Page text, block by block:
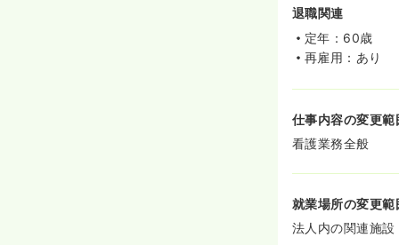
退職関連
定年：60歳
再雇用：あり
仕事内容の変更範
看護業務全般
就業場所の変更範
法人内の関連施設